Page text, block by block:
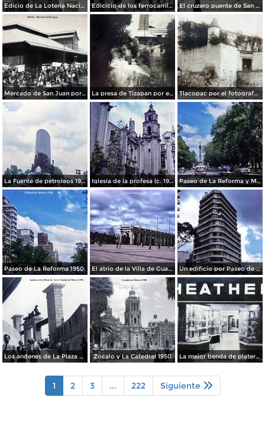
Edicio de La Loteria Nacional Ciudad de México Abril de 1964 Edicicio de los ferrocarriles. El cruzero puente de San Francisco y Guardiola por el fotografo Felix Miret.
Mercado de San Juan por el fotografo Felix Miret La presa de Tizapan por el fotografo Fernando Kososky. ( Circulada el 22 de Diembre de 1910 ). Tlacopac por el fotografo Hugo Brehme.
La Fuente de petroleos 1950. Iglesia de la profesa (c. 1950) Paseo de La Reforma y Mto a La Independencia 1950
Paseo de La Reforma 1950. El atrio de la Villa de Guadalupe 1950. Un edificio por Paseo de La Reforma 1950
Los andenes de La Plaza de toros Ciudad de México 1950 Zocalo y La Catedral 1950 La mejor tienda de plateria.
1 2 3 ... 222 Siguiente